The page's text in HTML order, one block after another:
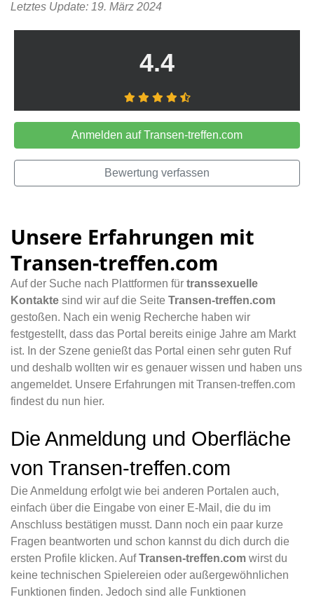
Letztes Update: 19. März 2024
4.4
Anmelden auf Transen-treffen.com
Bewertung verfassen
Unsere Erfahrungen mit
Transen-treffen.com
Auf der Suche nach Plattformen für transsexuelle
Kontakte sind wir auf die Seite Transen-treffen.com
gestoßen. Nach ein wenig Recherche haben wir
festgestellt, dass das Portal bereits einige Jahre am Markt
ist. In der Szene genießt das Portal einen sehr guten Ruf
und deshalb wollten wir es genauer wissen und haben uns
angemeldet. Unsere Erfahrungen mit Transen-treffen.com
findest du nun hier.
Die Anmeldung und Oberfläche
von Transen-treffen.com
Die Anmeldung erfolgt wie bei anderen Portalen auch,
einfach über die Eingabe von einer E-Mail, die du im
Anschluss bestätigen musst. Dann noch ein paar kurze
Fragen beantworten und schon kannst du dich durch die
ersten Profile klicken. AufTransen-treffen.com wirst du
keine technischen Spielereien oder außergewöhnlichen
Funktionen finden. Jedoch sind alle Funktionen